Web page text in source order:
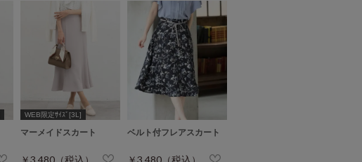
WEB限定ｻｲｽﾞ[3L]
マーメイドスカート
￥3,480（税込）
ベルト付フレアスカート
￥3,480（税込）